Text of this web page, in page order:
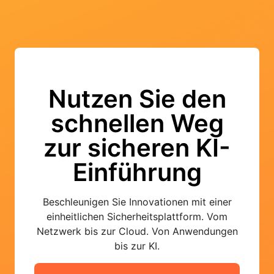
Nutzen Sie den
schnellen Weg
zur sicheren KI-
Einführung
Beschleunigen Sie Innovationen mit einer
einheitlichen Sicherheitsplattform. Vom
Netzwerk bis zur Cloud. Von Anwendungen
bis zur KI.